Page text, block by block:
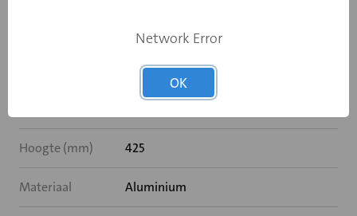
Nee
Hoogte (mm) 425
Materiaal Aluminium
Network Error
OK